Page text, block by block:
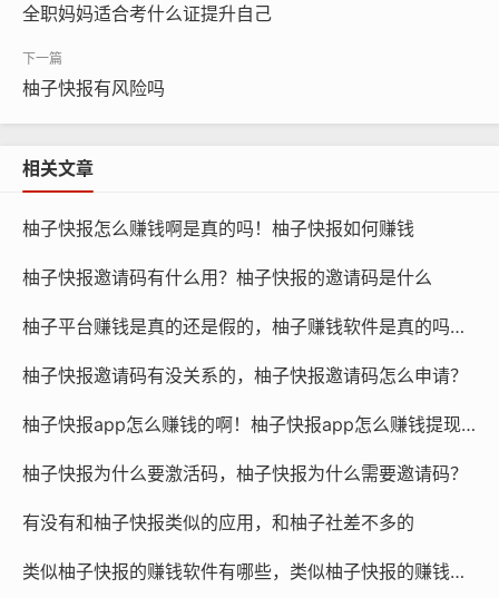
全职妈妈适合考什么证提升自己
柚子快报有风险吗
相关文章
柚子快报怎么赚钱啊是真的吗！柚子快报如何赚钱
柚子快报邀请码有什么用？柚子快报的邀请码是什么
柚子平台赚钱是真的还是假的，柚子赚钱软件是真的吗还是假的？
柚子快报邀请码有没关系的，柚子快报邀请码怎么申请？
柚子快报app怎么赚钱的啊！柚子快报app怎么赚钱提现到微信
柚子快报为什么要激活码，柚子快报为什么需要邀请码？
有没有和柚子快报类似的应用，和柚子社差不多的
类似柚子快报的赚钱软件有哪些，类似柚子快报的赚钱软件是真的吗